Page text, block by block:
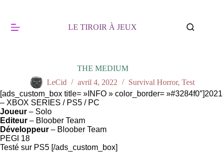
LE TIROIR À JEUX
THE MEDIUM
LeCid
avril 4, 2022 Survival Horror,Test
[ads_custom_box title= »INFO » color_border= »#3284f0″]2021
– XBOX SERIES / PS5 / PC
Joueur – Solo
Editeur – Bloober Team
Développeur – Bloober Team
PEGI 18
Testé sur PS5 [/ads_custom_box]